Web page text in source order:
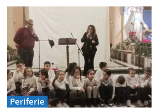
Periferie